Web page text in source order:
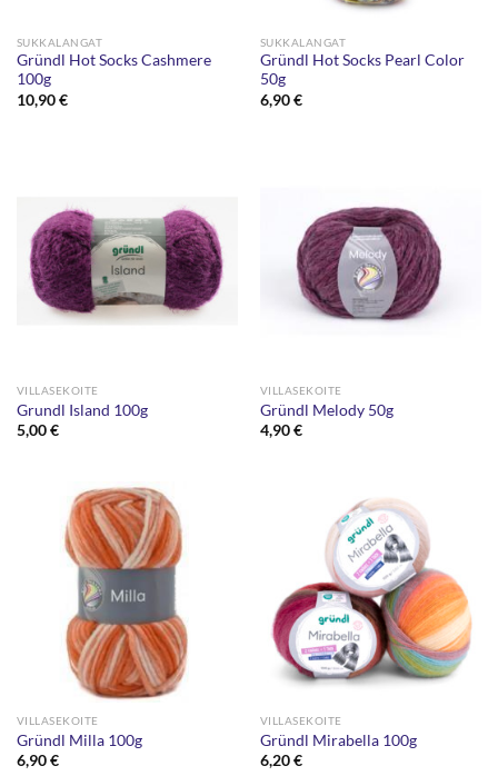
SUKKALANGAT
Gründl Hot Socks Cashmere
100g
10,90€
SUKKALANGAT
Gründl Hot Socks Pearl Color
50g
6,90€
VILLASEKOITE
Grundl Island 100g
5,00€
VILLASEKOITE
Gründl Melody 50g
4,90€
VILLASEKOITE
Gründl Milla 100g
6,90€
VILLASEKOITE
Gründl Mirabella 100g
6,20€